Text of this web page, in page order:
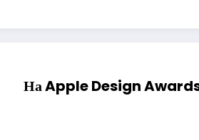
На Apple Design Awards